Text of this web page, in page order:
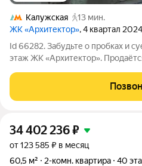
Калужская
13 мин.
ЖК «Архитектор», 4 квартал 2024
Id 66282. Забудьте о пробках и
этаж ЖК «Архитектор».
расположенном в престижном районе
(ул. Академика Волгина). Это не
34 402 236₽
от 123 585 ₽ в месяц
60,5 м²
2-комн. квартира 40